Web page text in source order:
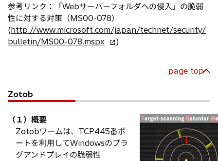
参考リンク：「Webサーバーフォルダへの侵入」の脆弱
性に対する対策（MS00-078）
(http://www.microsoft.com/japan/technet/security/
bulletin/MS00-078.mspx 新
で
)
page top
Zotob
（１）概要
Zotobワームは、TCP445番ポ
ートを利用してWindowsのプラ
グアンドプレイの脆弱性